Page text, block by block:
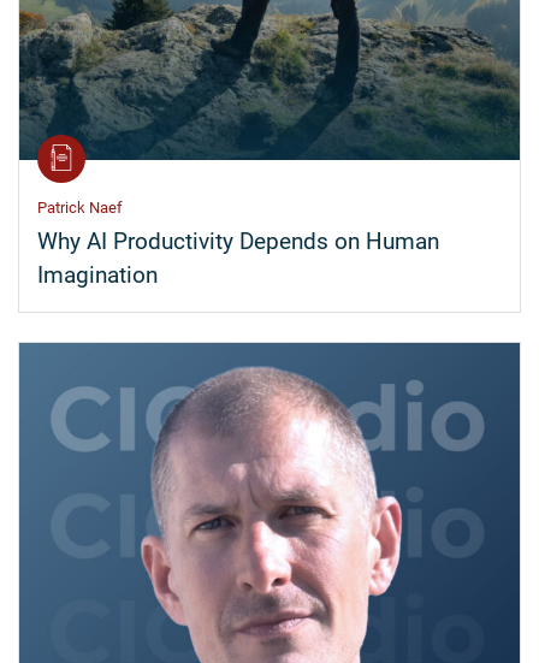
Patrick Naef
Why AI Productivity Depends on Human
Imagination